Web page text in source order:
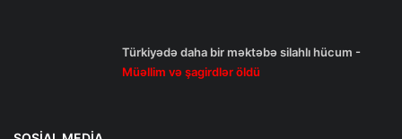
Türkiyədə daha bir məktəbə silahlı hücum -
Müəllim və şagirdlər öldü